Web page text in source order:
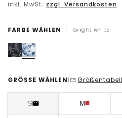
inkl. MwSt. zzgl. Versandkosten
FARBE WÄHLEN | bright white
GRÖSSE WÄHLEN |
S M